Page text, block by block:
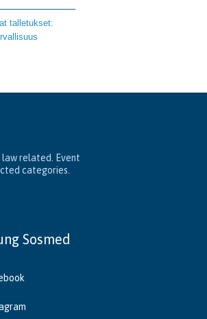
talletukset:
law related. Event
categories.
Sosmed